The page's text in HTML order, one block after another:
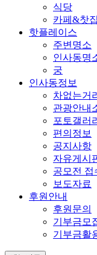
식당
카페&찻집
핫플레이스
주변명소
인사동명
궁
인사동정보
차없는거
관광안내
포토갤러
편의정보
공지사항
자유게시
공모전 접
보도자료
후원안내
후원문의
기부금모
기부금활